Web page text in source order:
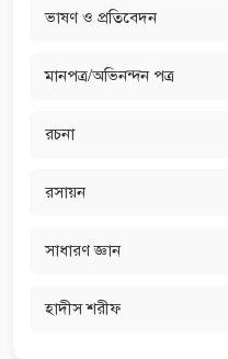
ভাষণ ও প্রতিবেদন
মানপত্র/অভিনন্দন পত্র
রচনা
রসায়ন
সাধারণ জ্ঞান
হাদীস শরীফ